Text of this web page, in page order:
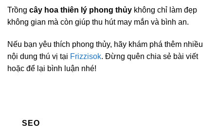
Trồng cây hoa thiên lý phong thủy không chỉ làm đẹp
không gian mà còn giúp thu hút may mắn và bình an.
Nếu bạn yêu thích phong thủy, hãy khám phá thêm nhiều
nội dung thú vị tại Frizzisok. Đừng quên chia sẻ bài viết
hoặc để lại bình luận nhé!
SEO